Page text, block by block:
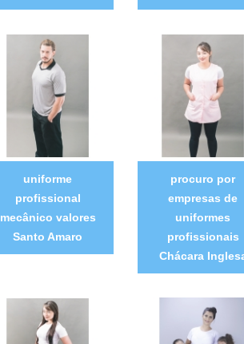
uniforme
profissional
mecânico valores
Santo Amaro
procuro por
empresas de
uniformes
profissionais
Chácara